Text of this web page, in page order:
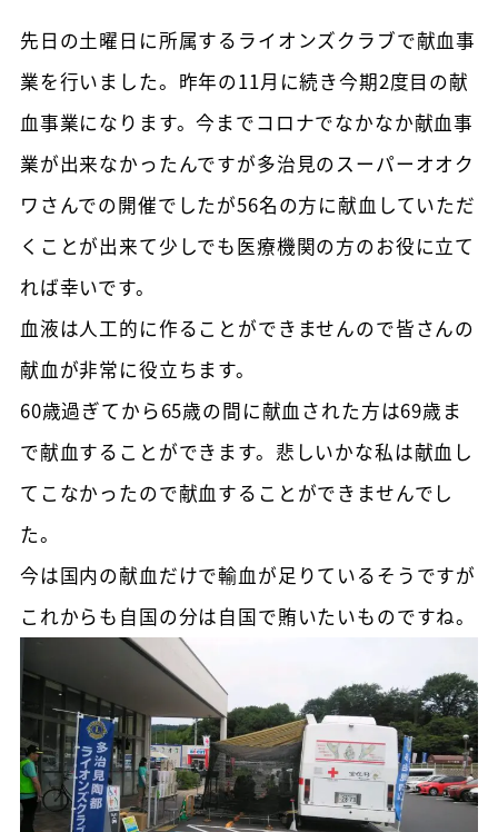
先日の土曜日に所属するライオンズクラブで献血事
業を行いました。昨年の11月に続き今期2度目の献
血事業になります。今までコロナでなかなか献血事
業が出来なかったんですが多治見のスーパーオオク
ワさんでの開催でしたが56名の方に献血していただ
くことが出来て少しでも医療機関の方のお役に立て
れば幸いです。
血液は人工的に作ることができませんので皆さんの
献血が非常に役立ちます。
60歳過ぎてから65歳の間に献血された方は69歳ま
で献血することができます。悲しいかな私は献血し
てこなかったので献血することができませんでし
た。
今は国内の献血だけで輸血が足りているそうですが
これからも自国の分は自国で賄いたいものですね。